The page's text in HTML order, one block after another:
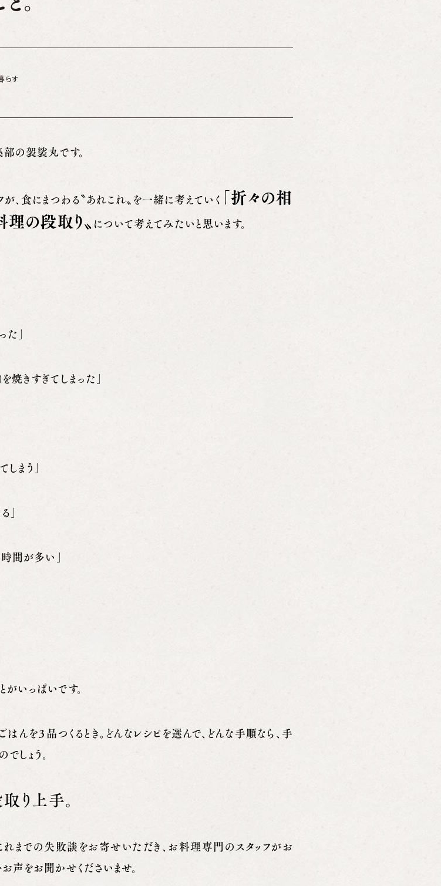
らす
部の袈裟丸です。
、食にまつわる〝あれこれ〟を一緒に考えていく
「折々の相
理の段取り〟 について考えてみたいと思います。
た」
焼きすぎてしまった」
まう」
」
時間が多い」
がいっぱいです。
んを３品つくるとき。どんなレシピを選んで、どんな手順なら、手
しょう。
り上手。
れまでの失敗談をお寄せいただき、お料理専門のスタッフがお
声をお聞かせくださいませ。